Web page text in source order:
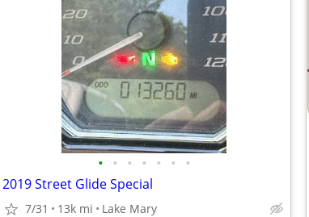
• • • • • • •
2019 Street Glide Special
7/31 13k mi Lake Mary